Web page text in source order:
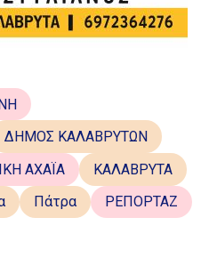
ΔΗΜΟΣ ΚΑΛΑΒΡΥΤΩΝ
ΑΧΑΪΑ
ΚΑΛΑΒΡΥΤΑ
Πάτρα
ΡΕΠΟΡΤΑΖ